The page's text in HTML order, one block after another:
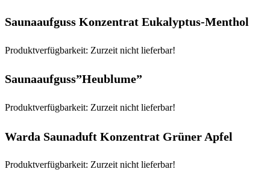
Saunaaufguss Konzentrat Eukalyptus-Menthol
Produktverfügbarkeit: Zurzeit nicht lieferbar!
Saunaaufguss”Heublume”
Produktverfügbarkeit: Zurzeit nicht lieferbar!
Warda Saunaduft Konzentrat Grüner Apfel
Produktverfügbarkeit: Zurzeit nicht lieferbar!